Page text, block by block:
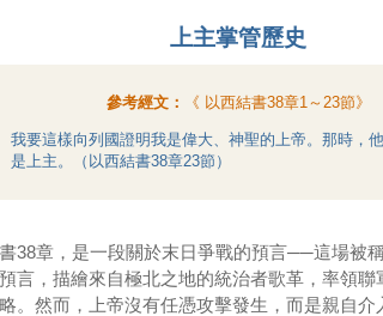
上主掌管歷史
參考經文： 《 以西結書38章1～23節》
我要這樣向列國證明我是偉大、神聖的上帝。那時，
是上主。（以西結書38章23節）
38章，是一段關於末日爭戰的預言──這場被
言，描繪來自極北之地的統治者歌革，率領聯
。然而，上帝沒有任憑攻擊發生，而是親自介